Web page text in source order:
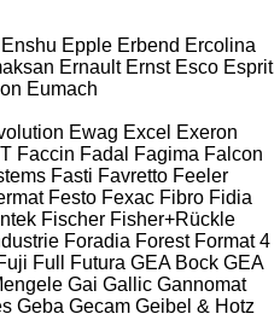
Enshu Epple Erbend Ercolina
Ernault Ernst Esco Esprit
Eumach
Ewag Excel Exeron
Faccin Fadal Fagima Falcon
Fasti Favretto Feeler
Festo Fexac Fibro Fidia
Fischer Fisher+Rückle
Foradia Forest Format 4
Full Futura GEA Bock GEA
Gai Gallic Gannomat
Geba Gecam Geibel & Hotz